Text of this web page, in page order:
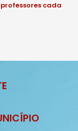
cada